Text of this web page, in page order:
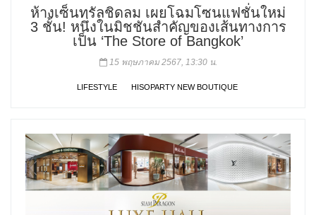
ห้างเซ็นทรัลชิดลม เผยโฉมโซนแฟชั่นใหม่
3 ชั้น! หนึ่งในมิชชันสำคัญของเส้นทางการ
เป็น ‘The Store of Bangkok’
15 พฤษภาคม 2567, 13:30 น.
LIFESTYLE HISOPARTY NEW BOUTIQUE